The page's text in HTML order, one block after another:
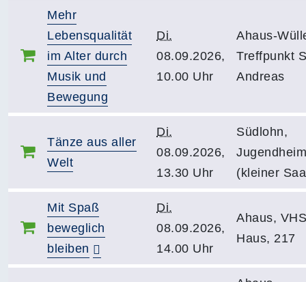
Mehr
Lebensqualität
im Alter durch
Musik und
Bewegung
Di.
08.09.2026,
10.00 Uhr
Ahaus-
Treffpunkt
Andreas
Tänze aus aller
Welt
Di.
08.09.2026,
13.30 Uhr
Südlohn,
Jugendheim
(kleiner
Mit Spaß
beweglich
bleiben
Di.
08.09.2026,
14.00 Uhr
Ahaus,
Haus, 217